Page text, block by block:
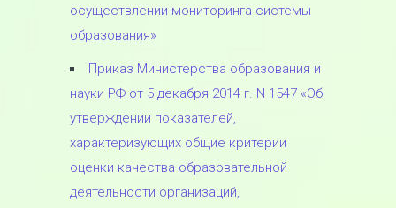
осуществлении мониторинга системы
образования»
Приказ Министерства образования и
науки РФ от 5 декабря 2014 г. N 1547 «Об
утверждении показателей,
характеризующих общие критерии
оценки качества образовательной
деятельности организаций,